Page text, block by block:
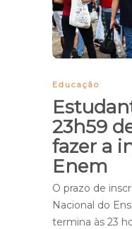
Educação
23h59
fazer a
Enem
O prazo de
Nacional do
termina às 23